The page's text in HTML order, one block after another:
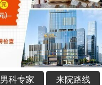
男科专家 来院路线